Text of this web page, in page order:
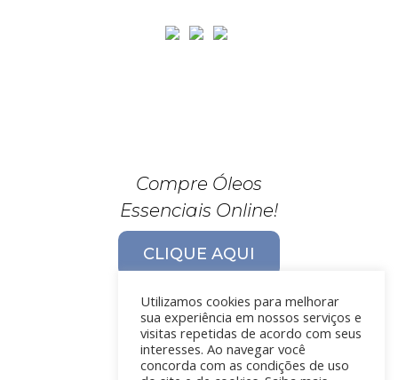
Compre Óleos
Essenciais Online!
CLIQUE AQUI
Utilizamos cookies para melhorar
sua experiência em nossos serviços e
visitas repetidas de acordo com seus
interesses. Ao navegar você
concorda com as condições de uso